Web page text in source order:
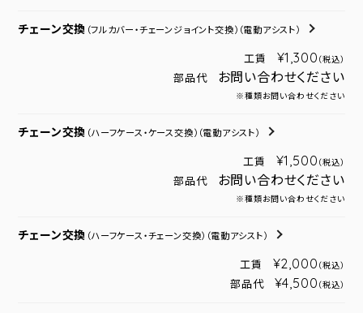
チェーン交換 （フルカバー・チェーンジョイント交換） （電動アシスト）
工賃 ¥1,300 （税込）
部品代 お問い合わせください
※種類お問い合わせください
チェーン交換 （ハーフケース・ケース交換） （電動アシスト）
工賃 ¥1,500 （税込）
部品代 お問い合わせください
※種類お問い合わせください
チェーン交換 （ハーフケース・チェーン交換） （電動アシスト）
工賃 ¥2,000 （税込）
部品代 ¥4,500 （税込）